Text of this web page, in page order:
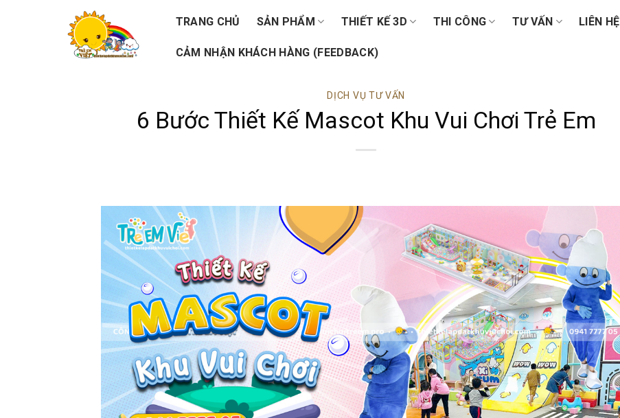
TRANG CHỦ SẢN PHẨM THIẾT KẾ 3D THI CÔNG TƯ VẤN LIÊN HỆ
CẢM NHẬN KHÁCH HÀNG (FEEDBACK)
DỊCH VỤ TƯ VẤN
6 Bước Thiết Kế Mascot Khu Vui Chơi Trẻ Em